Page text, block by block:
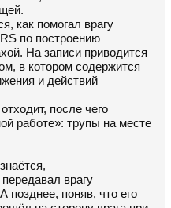
как помогал врагу
по построению
На записи приводится
в котором содержится
и действий
после чего
работе»: трупы на месте
врагу
позднее, поняв, что его